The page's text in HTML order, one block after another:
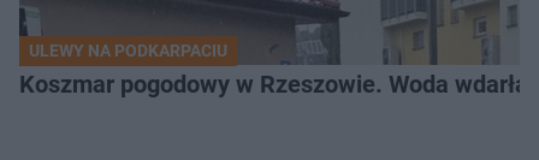
ULEWY NA PODKARPACIU
Koszmar pogodowy w Rzeszowie. Woda